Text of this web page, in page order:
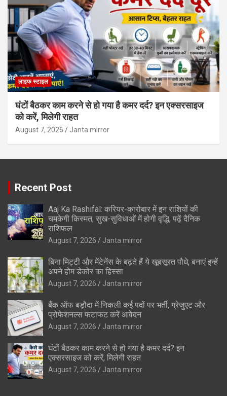
लाइफ स्टाइल
घंटों बैठकर काम करने से हो गया है कमर दर्द? इन एक्सरसाइज
को करें, मिलेगी राहत
August 7, 2026 Janta mirror
Recent Post
Aaj Ka Rashifal: करियर-कारोबार में इन राशियों की
चमकेगी किस्मत, सुख-सुविधाओं में होगी वृद्धि, पढ़ें दैनिक
राशिफल
August 7, 2026 Janta mirror
बिना मिट्टी और मेंटेनेंस के बढ़ते हैं ये खूबसूरत पौधे, बनाएं इन्‍हें
अपने होम डेकोर का हिस्‍सा
August 7, 2026 Janta mirror
बैंक ऑफ बड़ौदा में निकली कई पदों पर भर्ती, ग्रेजुएट और
प्रोफेशनल्स फटाफट करें आवेदन
August 7, 2026 Janta mirror
घंटों बैठकर काम करने से हो गया है कमर दर्द? इन
एक्सरसाइज को करें, मिलेगी राहत
August 7, 2026 Janta mirror